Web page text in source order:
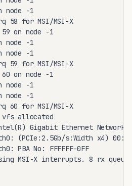
node -1
58 for MSI/MSI-X
on node -1
node -1
node -1
59 for MSI/MSI-X
on node -1
node -1
node -1
60 for MSI/MSI-X
vfs allocated
Gigabit Ethernet Network
(PCIe:2.5Gb/s:Width x4)
PBA No: FFFFFF-0FF
MSI-X interrupts. 8 rx